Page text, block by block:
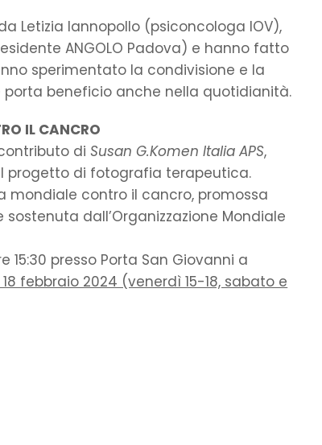
Letizia Iannopollo (psiconcologa IOV),
ANGOLO Padova) e hanno fatto
sperimentato la condivisione e la
beneficio anche nella quotidianità.
IL CANCRO
di Susan G.Komen Italia APS,
progetto di fotografia terapeutica.
mondiale contro il cancro, promossa
dall’Organizzazione Mondiale
15:30 presso Porta San Giovanni a
febbraio 2024 (venerdì 15-18, sabato e